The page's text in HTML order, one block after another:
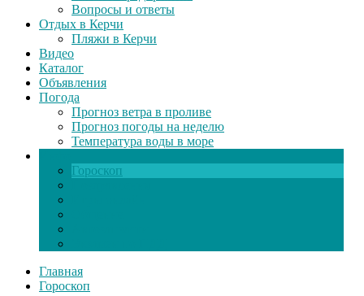
Вопросы и ответы
Отдых в Керчи
Пляжи в Керчи
Видео
Каталог
Объявления
Погода
Прогноз ветра в проливе
Прогноз погоды на неделю
Температура воды в море
Гороскоп
Главная
Гороскоп